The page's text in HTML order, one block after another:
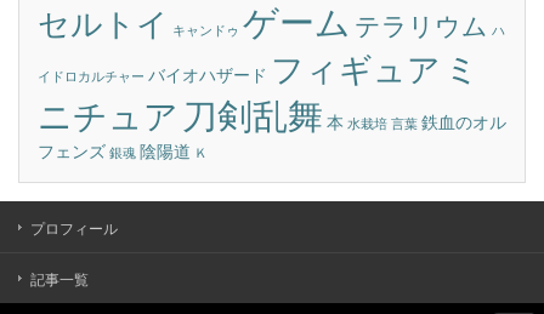
セルトイ
キャンドゥ ゲーム テラリウム ハ
イドロカルチャー バイオハザード フィギュア ミ
ニチュア 刀剣乱舞 本 水栽培 言葉 鉄血のオル
フェンズ 銀魂 陰陽道 Ｋ
プロフィール
記事一覧